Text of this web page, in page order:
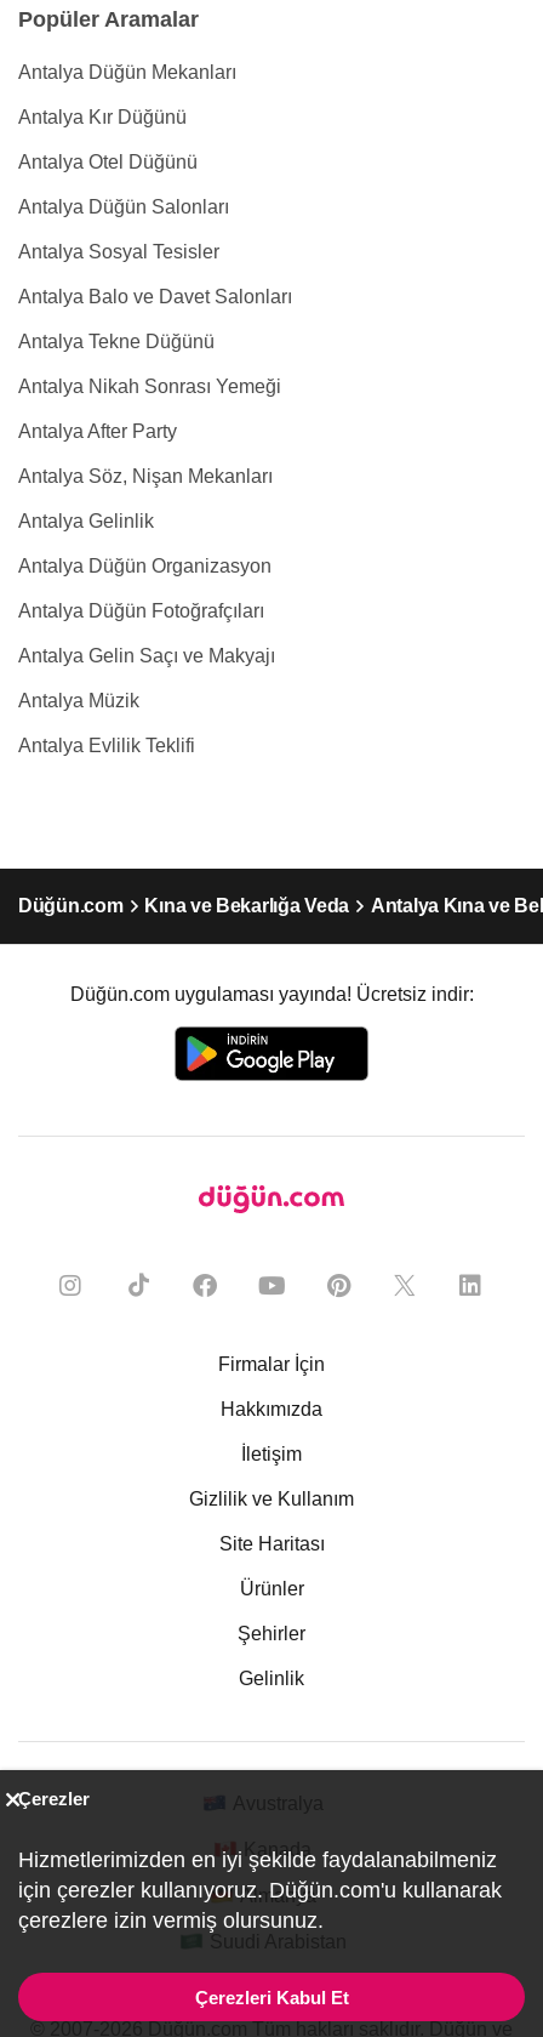
Popüler Aramalar
Antalya Düğün Mekanları
Antalya Kır Düğünü
Antalya Otel Düğünü
Antalya Düğün Salonları
Antalya Sosyal Tesisler
Antalya Balo ve Davet Salonları
Antalya Tekne Düğünü
Antalya Nikah Sonrası Yemeği
Antalya After Party
Antalya Söz, Nişan Mekanları
Antalya Gelinlik
Antalya Düğün Organizasyon
Antalya Düğün Fotoğrafçıları
Antalya Gelin Saçı ve Makyajı
Antalya Müzik
Antalya Evlilik Teklifi
Düğün.com Kına ve Bekarlığa Veda Antalya Kına ve
Düğün.com uygulaması yayında! Ücretsiz indir:
Firmalar İçin
Hakkımızda
İletişim
Gizlilik ve Kullanım
Site Haritası
Ürünler
Şehirler
Gelinlik
Kanada
Almanya
Çerezler
Hizmetlerimizden en iyi şekilde faydalanabilmeniz
için çerezler kullanıyoruz. Düğün.com'u kullanarak
çerezlere izin vermiş olursunuz.
Çerezleri Kabul Et